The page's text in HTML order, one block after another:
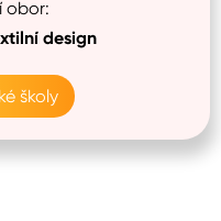
obor:
design
školy